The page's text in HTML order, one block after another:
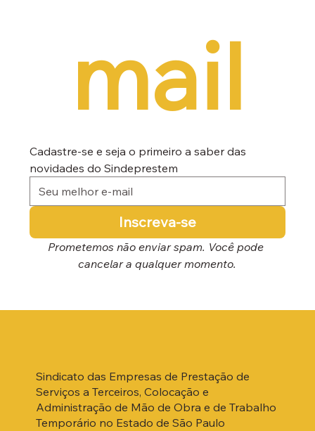
mail
Cadastre-se e seja o primeiro a saber das
novidades do Sindeprestem
Inscreva-se
Prometemos não enviar spam. Você pode
cancelar a qualquer momento.
Sindicato das Empresas de Prestação de
Serviços a Terceiros, Colocação e
Administração de Mão de Obra e de Trabalho
Temporário no Estado de São Paulo